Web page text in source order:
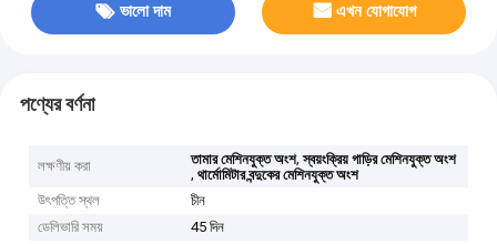
ভালো দাম এখন যোগাযোগ
পণ্যের বর্ণনা
লক্ষণীয় করা তামার মেশিনযুক্ত অংশ,স্বয়ংক্রিয় গাড়ির মেশিনযুক্ত অংশ
,থার্মোমিটার বন্দুকের মেশিনযুক্ত অংশ
উৎপত্তি স্থল
চীন
ডেলিভারি সময়
45 দিন